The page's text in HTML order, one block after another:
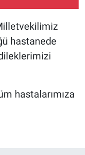
hastanede
hastalarımıza